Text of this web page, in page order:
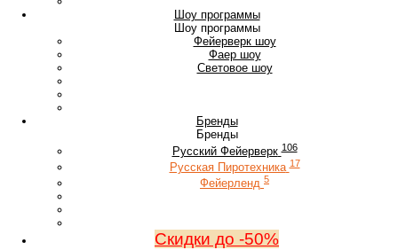
Шоу программы
Шоу программы
Фейерверк шоу
Фаер шоу
Световое шоу
Бренды
Бренды
Русский Фейерверк 106
Русская Пиротехника 17
Фейерленд 5
Скидки до -50%